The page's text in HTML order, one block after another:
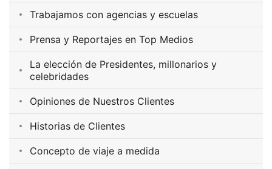
Trabajamos con agencias y escuelas
Prensa y Reportajes en Top Medios
La elección de Presidentes, millonarios y
celebridades
Opiniones de Nuestros Clientes
Historias de Clientes
Concepto de viaje a medida